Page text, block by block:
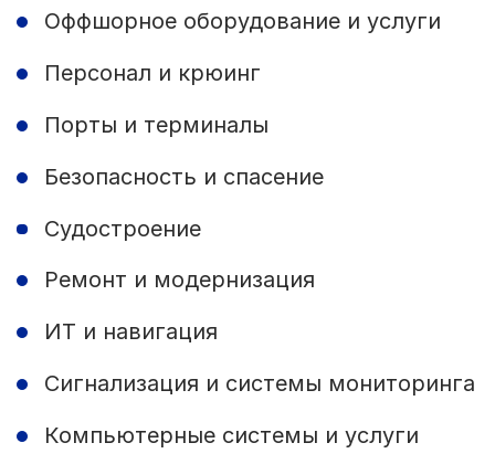
Оффшорное оборудование и услуги
Персонал и крюинг
Порты и терминалы
Безопасность и спасение
Судостроение
Ремонт и модернизация
ИТ и навигация
Сигнализация и системы мониторинга
Компьютерные системы и услуги